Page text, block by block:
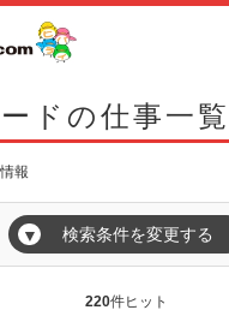
ドの仕事一覧
報
▼ 検索条件を変更する
220件ヒット